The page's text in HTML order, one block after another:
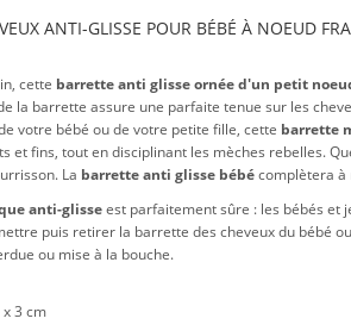
ANTI-GLISSE POUR BÉBÉ À NOEUD
cette barrette anti glisse ornée d'un petit
la barrette assure une parfaite tenue sur les
votre bébé ou de votre petite fille, cette barrette
et fins, tout en disciplinant les mèches rebelles.
La barrette anti glisse bébécomplètera à
anti-glisseest parfaitement sûre : les bébés et
puis retirer la barrette des cheveux du bébé
ou mise à la bouche.
3 cm